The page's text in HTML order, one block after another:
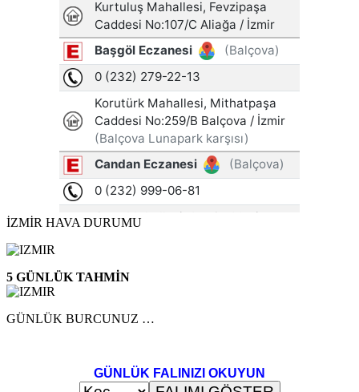
İZMİR HAVA DURUMU
5 GÜNLÜK TAHMİN
GÜNLÜK BURCUNUZ …
GÜNLÜK FALINIZI OKUYUN